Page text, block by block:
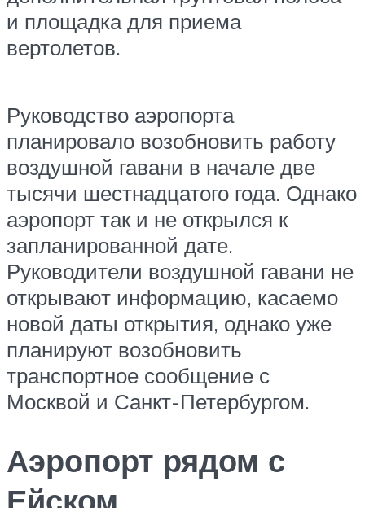
и площадка для приема
вертолетов.
Руководство аэропорта
планировало возобновить работу
воздушной гавани в начале две
тысячи шестнадцатого года. Однако
аэропорт так и не открылся к
запланированной дате.
Руководители воздушной гавани не
открывают информацию, касаемо
новой даты открытия, однако уже
планируют возобновить
транспортное сообщение с
Москвой и Санкт-Петербургом.
Аэропорт рядом с
Ейском